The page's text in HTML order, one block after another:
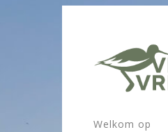
Welkom op